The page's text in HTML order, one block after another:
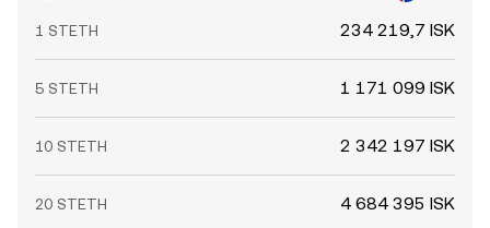
1 STETH 234 219,7 ISK
5 STETH 1 171 099 ISK
10 STETH 2 342 197 ISK
20 STETH 4 684 395 ISK